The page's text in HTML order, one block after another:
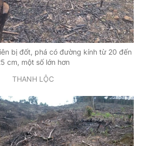
bị đốt, phá có đường kính từ 20 đến
cm, một số lớn hơn
THANH LỘC